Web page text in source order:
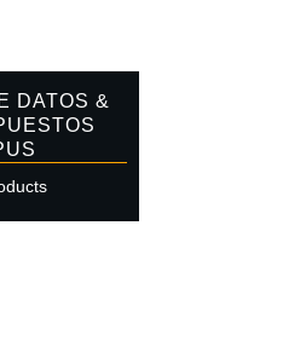
DATOS &